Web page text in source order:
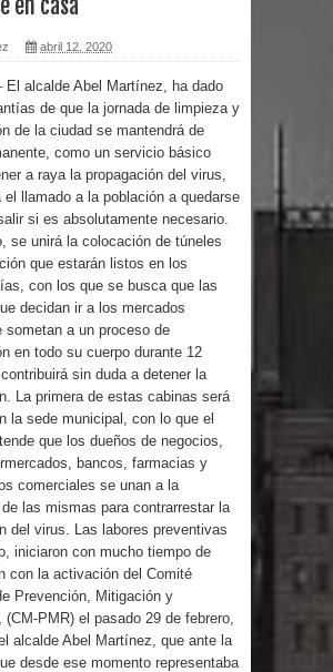
por un delicado problema cardíaco
Abel Martínez llama a los
dominicanos a unirse para sacar al
PRM del Gobierno
Tres detenidos tras detectarse una
presunta estafa contra el
PRM votará “por aclamación” a sus
nuevas autoridades
El expresidente peruano Ollanta
Humala queda en libertad tras la
anulación de condena de 15 años por
lavado
DIGEIG y Liga Municipal Dominicana
en casa
abril 12, 2020
El alcalde Abel Martínez, ha dado
de que la jornada de limpieza y
de la ciudad se mantendrá de
como un servicio básico
a raya la propagación del virus,
el llamado a la población a quedarse
si es absolutamente necesario.
se unirá la colocación de túneles
que estarán listos en los
con los que se busca que las
decidan ir a los mercados
sometan a un proceso de
en todo su cuerpo durante 12
sin duda a detener la
La primera de estas cabinas será
la sede municipal, con lo que el
que los dueños de negocios,
bancos, farmacias y
comerciales se unan a la
las mismas para contrarrestar la
del virus. Las labores preventivas
iniciaron con mucho tiempo de
con la activación del Comité
Prevención, Mitigación y
(CM-PMR) el pasado 29 de febrero,
alcalde Abel Martínez, que ante la
desde ese momento representaba